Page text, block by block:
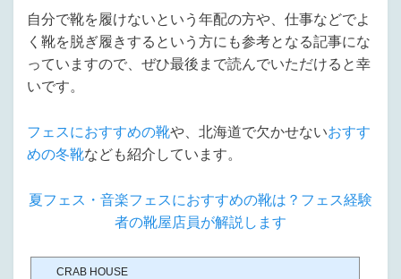
自分で靴を履けないという年配の方や、仕事などでよ
く靴を脱ぎ履きするという方にも参考となる記事にな
っていますので、ぜひ最後まで読んでいただけると幸
いです。
フェスにおすすめの靴や、北海道で欠かせないおすす
めの冬靴なども紹介しています。
夏フェス・音楽フェスにおすすめの靴は？フェス経験
者の靴屋店員が解説します
CRAB HOUSE